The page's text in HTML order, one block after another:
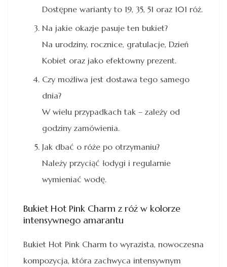
Dostępne warianty to 19, 35, 51 oraz 101 róż.
Na jakie okazje pasuje ten bukiet?
Na urodziny, rocznice, gratulacje, Dzień
Kobiet oraz jako efektowny prezent.
Czy możliwa jest dostawa tego samego
dnia?
W wielu przypadkach tak – zależy od
godziny zamówienia.
Jak dbać o róże po otrzymaniu?
Należy przyciąć łodygi i regularnie
wymieniać wodę.
Bukiet Hot Pink Charm z róż w kolorze
intensywnego amarantu
Bukiet Hot Pink Charm to wyrazista, nowoczesna
kompozycja, która zachwyca intensywnym